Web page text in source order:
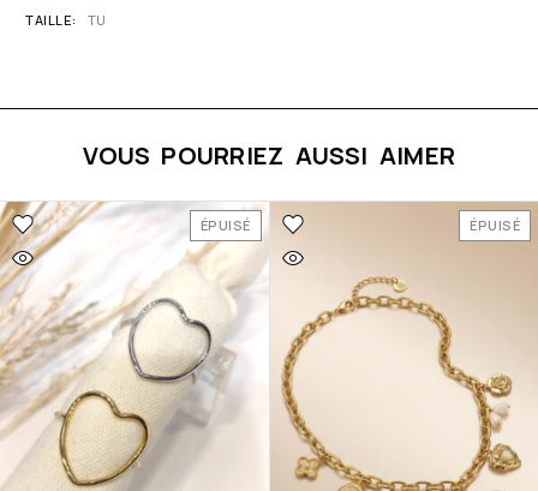
TAILLE TU
VOUS POURRIEZ AUSSI AIMER
ÉPUISÉ ÉPUISÉ